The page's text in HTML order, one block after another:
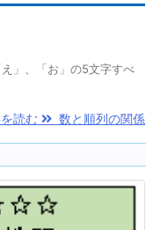
」、「お」の5文字すべ
読む 数と順列の関係